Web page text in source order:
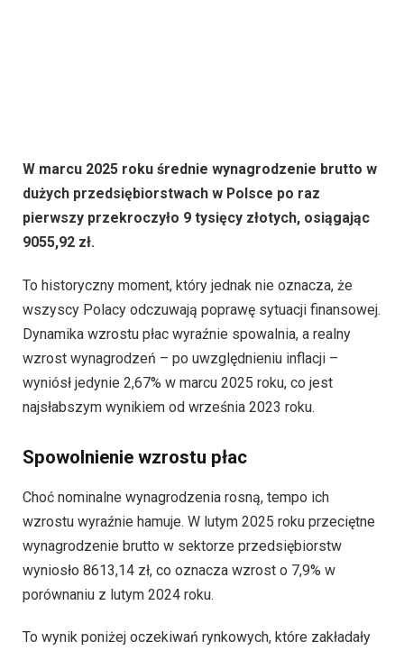
W marcu 2025 roku średnie wynagrodzenie brutto w
dużych przedsiębiorstwach w Polsce po raz
pierwszy przekroczyło 9 tysięcy złotych, osiągając
9055,92 zł.
To historyczny moment, który jednak nie oznacza, że
wszyscy Polacy odczuwają poprawę sytuacji finansowej.
Dynamika wzrostu płac wyraźnie spowalnia, a realny
wzrost wynagrodzeń – po uwzględnieniu inflacji –
wyniósł jedynie 2,67% w marcu 2025 roku, co jest
najsłabszym wynikiem od września 2023 roku.
Spowolnienie wzrostu płac
Choć nominalne wynagrodzenia rosną, tempo ich
wzrostu wyraźnie hamuje. W lutym 2025 roku przeciętne
wynagrodzenie brutto w sektorze przedsiębiorstw
wyniosło 8613,14 zł, co oznacza wzrost o 7,9% w
porównaniu z lutym 2024 roku.
To wynik poniżej oczekiwań rynkowych, które zakładały